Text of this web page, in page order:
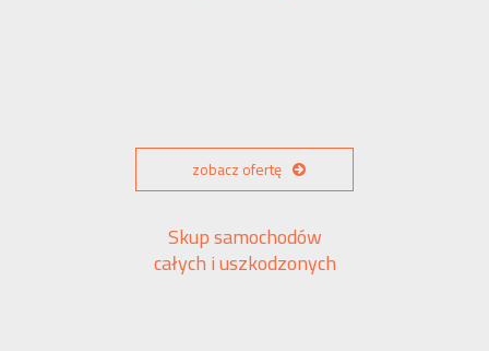
zobacz ofertę
Skup samochodów
całych i uszkodzonych